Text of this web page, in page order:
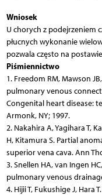
Wniosek
U chorych z podejrzeniem
płucnych wykonanie
pozwala często na
Piśmiennictwo
1. Freedom RM, Mawson
pulmonary venous
Congenital heart disease:
Armonk, NY; 1997.
2. Nakahira A, Yagihara T,
H, Kitamura S. Partial
superior vena cava. Ann
3. Snellen HA, van Ingen
pulmonary venous
4. Hijii T, Fukushige J,